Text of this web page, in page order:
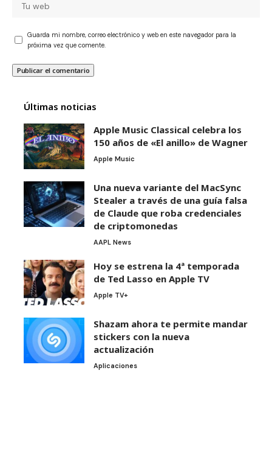
Guarda mi nombre, correo electrónico y web en este navegador para la
próxima vez que comente.
Últimas noticias
Apple Music Classical celebra los
150 años de «El anillo» de Wagner
Apple Music
Una nueva variante del MacSync
Stealer a través de una guía falsa
de Claude que roba credenciales
de criptomonedas
AAPL News
Hoy se estrena la 4ª temporada
de Ted Lasso en Apple TV
Apple TV+
Shazam ahora te permite mandar
stickers con la nueva
actualización
Aplicaciones